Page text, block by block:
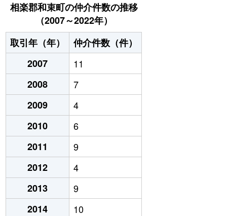
相楽郡和束町の仲介件数の推移
（2007～2022年）
取引年（年）
仲介件数（件）
2007
11
2008
7
2009
4
2010
6
2011
9
2012
4
2013
9
2014
10